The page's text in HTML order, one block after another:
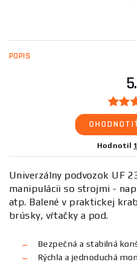
POPIS
Hodnotil
Univerzálny podvozok UF
manipulácii so strojmi -
atp. Balené v praktickej
brúsky, vŕtačky a pod.
Bezpečná a stabilná
Rýchla a jednoduchá